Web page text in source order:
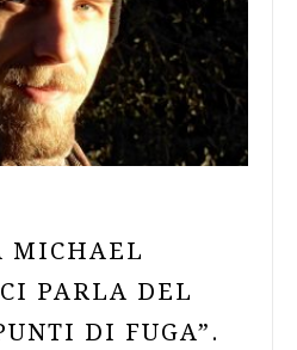
MICHAEL
PARLA DEL
DI FUGA”.